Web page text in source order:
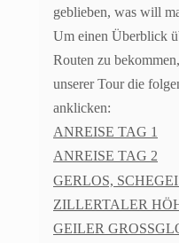
geblieben, was will
Um einen Überblick
Routen zu
unserer Tour die
anklicken:
ANREISE TAG 1
ANREISE TAG 2
GERLOS,
ZILLERTALER
GEILER